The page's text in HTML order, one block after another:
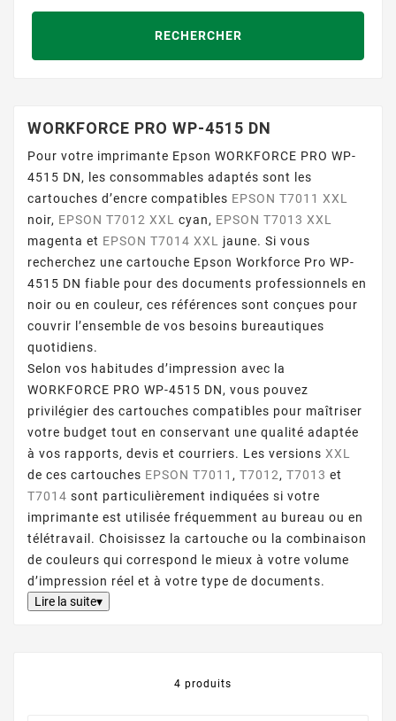
RECHERCHER
WORKFORCE PRO WP-4515 DN
Pour votre imprimante Epson WORKFORCE PRO WP-
4515 DN, les consommables adaptés sont les
cartouches d’encre compatibles EPSON T7011 XXL
noir, EPSON T7012 XXL cyan, EPSON T7013 XXL
magenta et EPSON T7014 XXL
jaune. Si vous
recherchez une cartouche Epson Workforce Pro WP-
4515 DN fiable pour des documents professionnels en
noir ou en couleur, ces références sont conçues pour
couvrir l’ensemble de vos besoins bureautiques
quotidiens.
Selon vos habitudes d’impression avec la
WORKFORCE PRO WP-4515 DN, vous pouvez
privilégier des cartouches compatibles pour maîtriser
votre budget tout en conservant une qualité adaptée
à vos rapports, devis et courriers. Les versions XXL
de ces cartouches EPSON T7011 , T7012, T7013 et
T7014 sont particulièrement indiquées si votre
imprimante est utilisée fréquemment au bureau ou en
télétravail. Choisissez la cartouche ou la combinaison
de couleurs qui correspond le mieux à votre volume
d’impression réel et à votre type de documents.
Lire la suite▾
4 produits